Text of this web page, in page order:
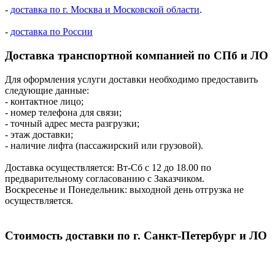
- доставка по г. Москва и Московской области.
- доставка по России
Доставка транспортной компанией по СПб и ЛО
Для оформления услуги доставки необходимо предоставить
следующие данные:
- контактное лицо;
- номер телефона для связи;
- точный адрес места разгрузки;
- этаж доставки;
- наличие лифта (пассажирский или грузовой).
Доставка осуществляется: Вт-Сб с 12 до 18.00 по
предварительному согласованию с Заказчиком.
Воскресенье и Понедельник: выходной день отгрузка не
осуществляется.
Стоимость доставки по г. Санкт-Петербург и ЛО